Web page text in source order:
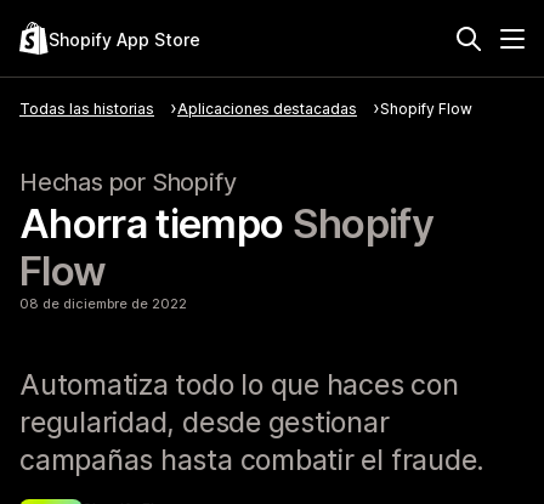
Shopify App Store
Todas las historias Aplicaciones destacadas Shopify Flow
Hechas por Shopify
Ahorra tiempo Shopify
Flow
08 de diciembre de 2022
Automatiza todo lo que haces con
regularidad, desde gestionar
campañas hasta combatir el fraude.